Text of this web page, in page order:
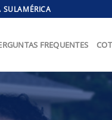
SULAMÉRICA
FREQUENTES